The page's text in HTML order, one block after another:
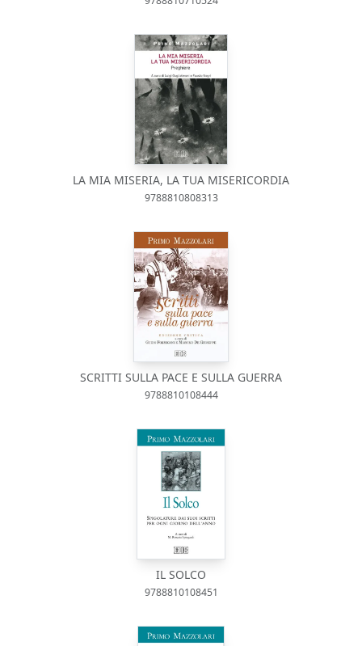
LA MIA MISERIA, LA TUA MISERICORDIA
9788810808313
SCRITTI SULLA PACE E SULLA GUERRA
9788810108444
IL SOLCO
9788810108451